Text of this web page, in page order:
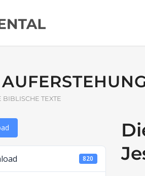
BIBLISCHE TEXTE
820